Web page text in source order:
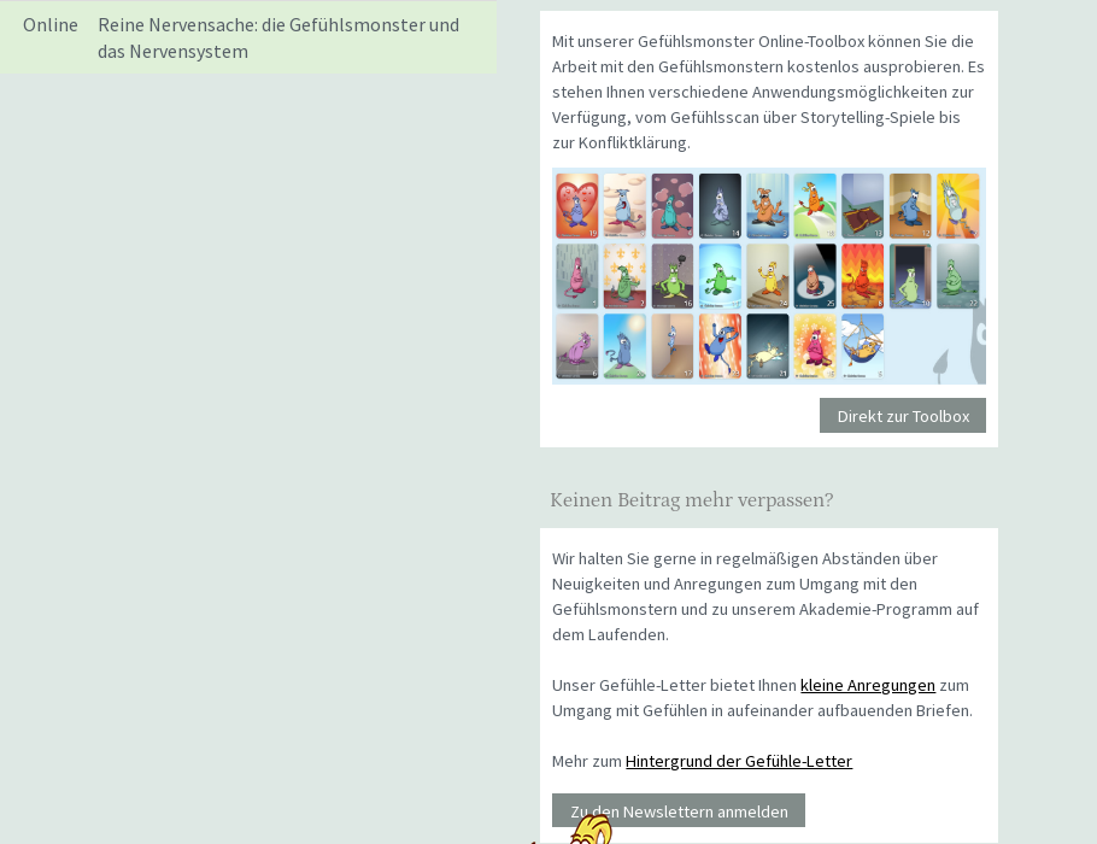
Online
Reine Nervensache: die Gefühlsmonster und
das Nervensystem
Mit unserer Gefühlsmonster Online-Toolbox können Sie die
Arbeit mit den Gefühlsmonstern kostenlos ausprobieren. Es
stehen Ihnen verschiedene Anwendungsmöglichkeiten zur
Verfügung, vom Gefühlsscan über Storytelling-Spiele bis
zur Konfliktklärung.
Direkt zur Toolbox
Keinen Beitrag mehr verpassen?
Wir halten Sie gerne in regelmäßigen Abständen über
Neuigkeiten und Anregungen zum Umgang mit den
Gefühlsmonstern und zu unserem Akademie-Programm auf
dem Laufenden.
Unser Gefühle-Letter bietet Ihnenkleine Anregungen zum
Umgang mit Gefühlen in aufeinander aufbauenden Briefen.
Mehr zumHintergrund der Gefühle-Letter
Zu den Newslettern anmelden